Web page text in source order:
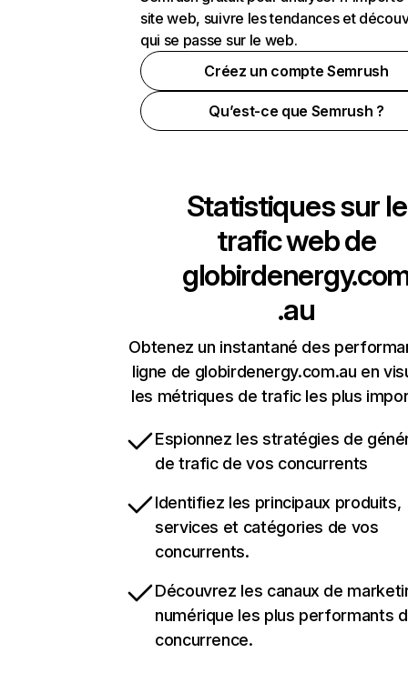
site web, suivre les tendances et
qui se passe sur le web.
Créez un compte Semrush
Qu’est-ce que Semrush ?
Statistiques sur le
trafic web de
.au
Obtenez un instantané des
ligne de globirdenergy.com.au en
les métriques de trafic les plus
Espionnez les stratégies de
de trafic de vos concurrents
Identifiez les principaux produits,
services et catégories de vos
concurrents.
Découvrez les canaux de
numérique les plus performants
concurrence.